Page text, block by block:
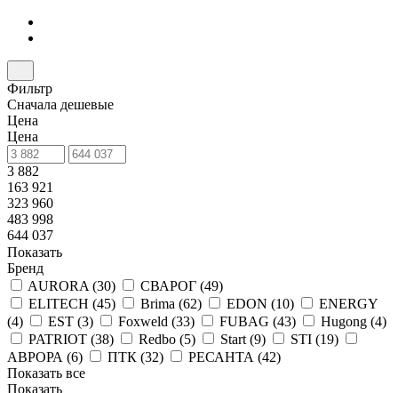
Фильтр
Сначала дешевые
Цена
Цена
3 882
163 921
323 960
483 998
644 037
Показать
Бренд
AURORA (30) СВАРОГ (49)
ELITECH (45) Brima (62) EDON (10)
ENERGY
(4) EST (3) Foxweld (33) FUBAG (43) Hugong (4)
PATRIOT (38) Redbo (5) Start (9) STI (19)
АВРОРА (6) ПТК (32) РЕСАНТА (42)
Показать все
Показать